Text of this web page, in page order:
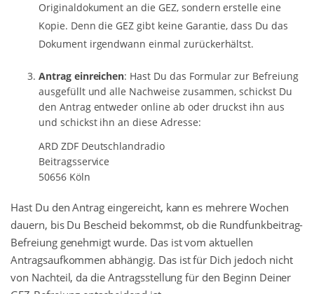
Originaldokument an die GEZ, sondern erstelle eine
Kopie. Denn die GEZ gibt keine Garantie, dass Du das
Dokument irgendwann einmal zurückerhältst.
Antrag einreichen: Hast Du das Formular zur Befreiung
ausgefüllt und alle Nachweise zusammen, schickst Du
den Antrag entweder online ab oder druckst ihn aus
und schickst ihn an diese Adresse:
ARD ZDF Deutschlandradio
Beitragsservice
50656 Köln
Hast Du den Antrag eingereicht, kann es mehrere Wochen
dauern, bis Du Bescheid bekommst, ob die Rundfunkbeitrag-
Befreiung genehmigt wurde. Das ist vom aktuellen
Antragsaufkommen abhängig. Das ist für Dich jedoch nicht
von Nachteil, da die Antragsstellung für den Beginn Deiner